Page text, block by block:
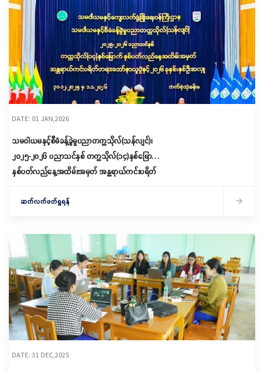
DATE: 01 JAN,2026
သမဝါယမနှင့်စီမံခန့်ခွဲမှုပညာတက္ကသိုလ်(သန်လျင်)၊
၂၀၂၅-၂၀၂၆ ပညာသင်နှစ် တက္ကသိုလ်(၁၄)နှစ်မြောက်
နှစ်ပတ်လည်နေ့အထိမ်းအမှတ် အန္တရာယ်ကင်းပရိတ်
အခမ်းအနားကျင်းပ
ဆက်လက်ဖတ်ရှုရန်
DATE: 31 DEC,2025